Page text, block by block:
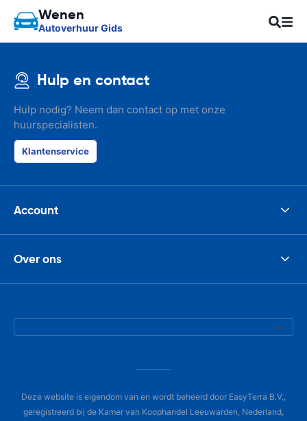
Wenen
Autoverhuur Gids
Hulp en contact
Hulp nodig? Neem dan contact op met onze
huurspecialisten.
Klantenservice
Account
Over ons
Deze website is eigendom van en wordt beheerd door EasyTerra B.V.,
geregistreerd bij de Kamer van Koophandel Leeuwarden, Nederland,